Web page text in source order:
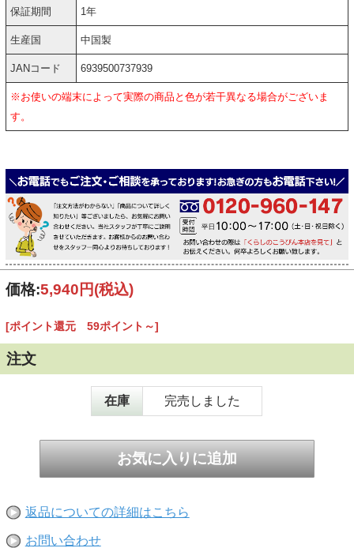
保証期間 1年
生産国 中国製
JANコード 6939500737939
※お使いの端末によって実際の商品と色が若干異なる場合がございま
す。
価格:5,940円(税込)
[ポイント還元 59ポイント～]
注文
在庫 完売しました
返品についての詳細はこちら
お問い合わせ